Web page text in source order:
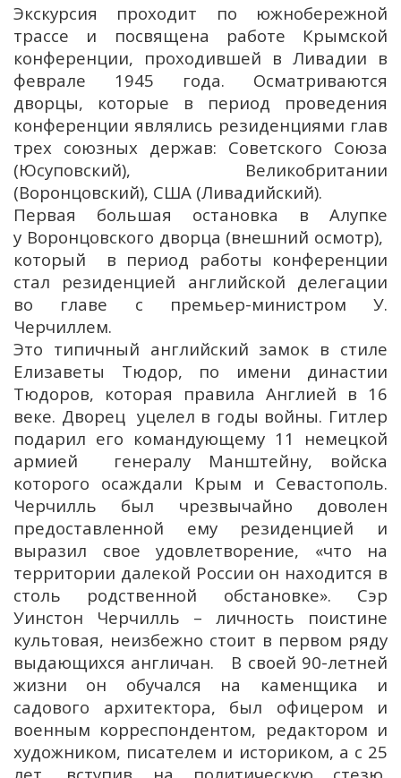
Экскурсия проходит по южнобережной
трассе и посвящена работе Крымской
конференции, проходившей в Ливадии в
феврале 1945 года. Осматриваются
дворцы, которые в период проведения
конференции являлись резиденциями глав
трех союзных держав: Советского Союза
(Юсуповский), Великобритании
(Воронцовский), США (Ливадийский).
Первая большая остановка в Алупке
у Воронцовского дворца (внешний осмотр),
который в период работы конференции
стал резиденцией английской делегации
во главе с премьер-министром У.
Черчиллем.
Это типичный английский замок в стиле
Елизаветы Тюдор, по имени династии
Тюдоров, которая правила Англией в 16
веке. Дворец уцелел в годы войны. Гитлер
подарил его командующему 11 немецкой
армией генералу Манштейну, войска
которого осаждали Крым и Севастополь.
Черчилль был чрезвычайно доволен
предоставленной ему резиденцией и
выразил свое удовлетворение, «что на
территории далекой России он находится в
столь родственной обстановке». Сэр
Уинстон Черчилль – личность поистине
культовая, неизбежно стоит в первом ряду
выдающихся англичан. В своей 90-летней
жизни он обучался на каменщика и
садового архитектора, был офицером и
военным корреспондентом, редактором и
художником, писателем и историком, а с 25
лет, вступив на политическую стезю,